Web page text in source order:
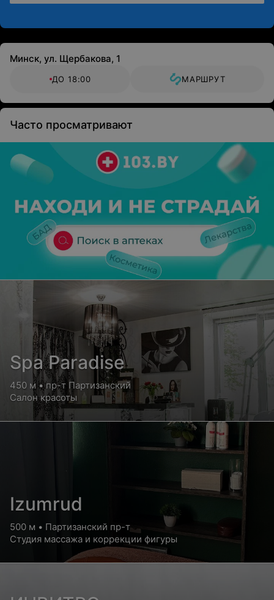
Минск, ул. Щербакова, 1
ДО 18:00 МАРШРУТ
Часто просматривают
Spa Paradise
450 м • пр-т Партизанский
Салон красоты
Izumrud
500 м • Партизанский пр-т
Студия массажа и коррекции фигуры